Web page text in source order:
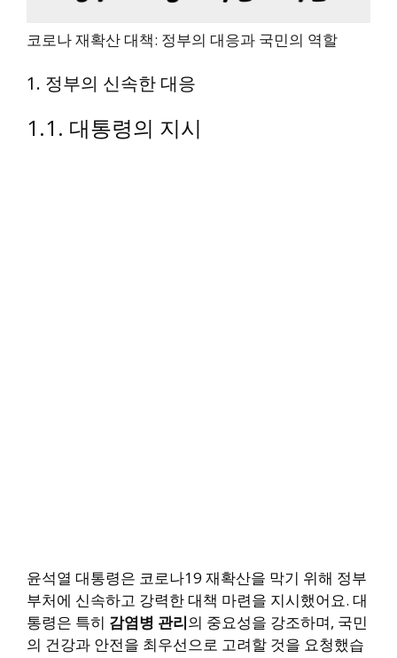
코로나 재확산 대책: 정부의 대응과 국민의 역할
1. 정부의 신속한 대응
1.1. 대통령의 지시
윤석열 대통령은 코로나19 재확산을 막기 위해 정부
부처에 신속하고 강력한 대책 마련을 지시했어요. 대
통령은 특히 감염병 관리의 중요성을 강조하며, 국민
의 건강과 안전을 최우선으로 고려할 것을 요청했습